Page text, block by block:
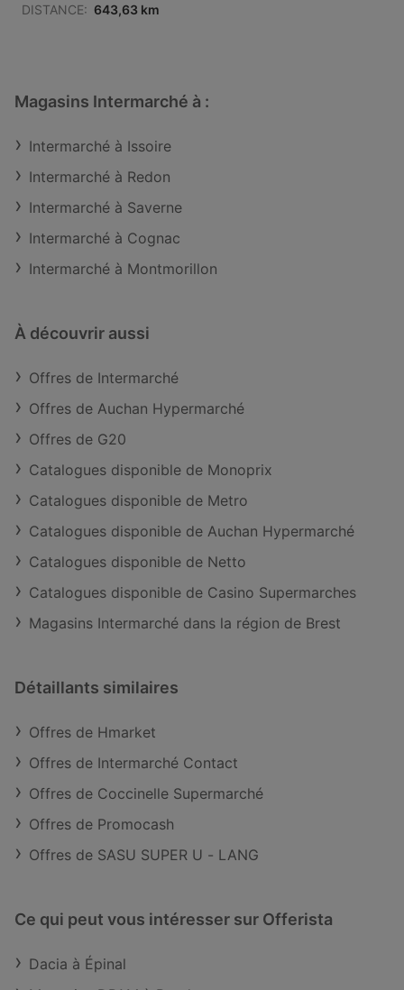
DISTANCE: 643,63 km
Magasins Intermarché à :
Intermarché à Issoire
Intermarché à Redon
Intermarché à Saverne
Intermarché à Cognac
Intermarché à Montmorillon
À découvrir aussi
Offres de Intermarché
Offres de Auchan Hypermarché
Offres de G20
Catalogues disponible de Monoprix
Catalogues disponible de Metro
Catalogues disponible de Auchan Hypermarché
Catalogues disponible de Netto
Catalogues disponible de Casino Supermarches
Magasins Intermarché dans la région de Brest
Détaillants similaires
Offres de Hmarket
Offres de Intermarché Contact
Offres de Coccinelle Supermarché
Offres de Promocash
Offres de SASU SUPER U - LANG
Ce qui peut vous intéresser sur Offerista
Dacia à Épinal